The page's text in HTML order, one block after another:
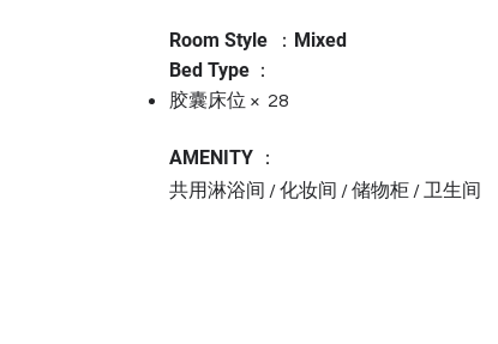
Room Style
：Mixed
Bed Type ：
胶囊床位 × 28
AMENITY ：
共用淋浴间 / 化妆间 / 储物柜 / 卫生间